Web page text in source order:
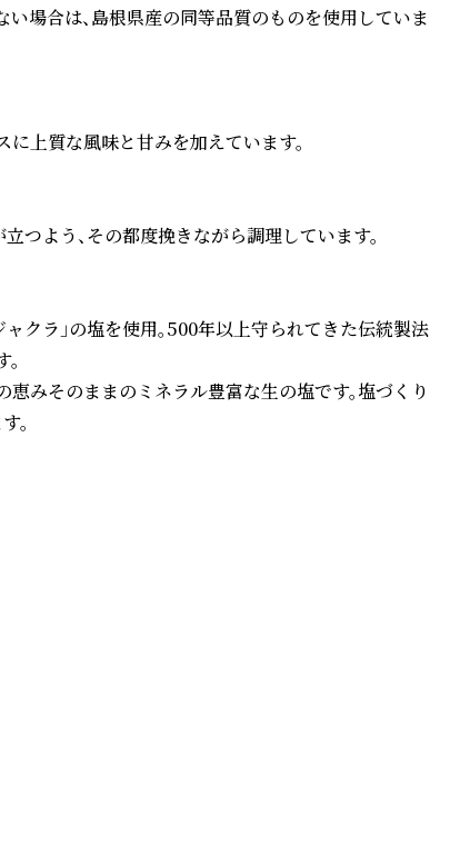
場合は、島根県産の同等品質のものを使用していま
上質な風味と甘みを加えています。
つよう、その都度挽きながら調理しています。
クラ」の塩を使用。500年以上守られてきた伝統製法
みそのままのミネラル豊富な生の塩です。塩づくり
。